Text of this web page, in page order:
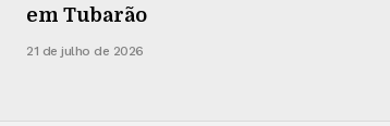
em Tubarão
21 de julho de 2026